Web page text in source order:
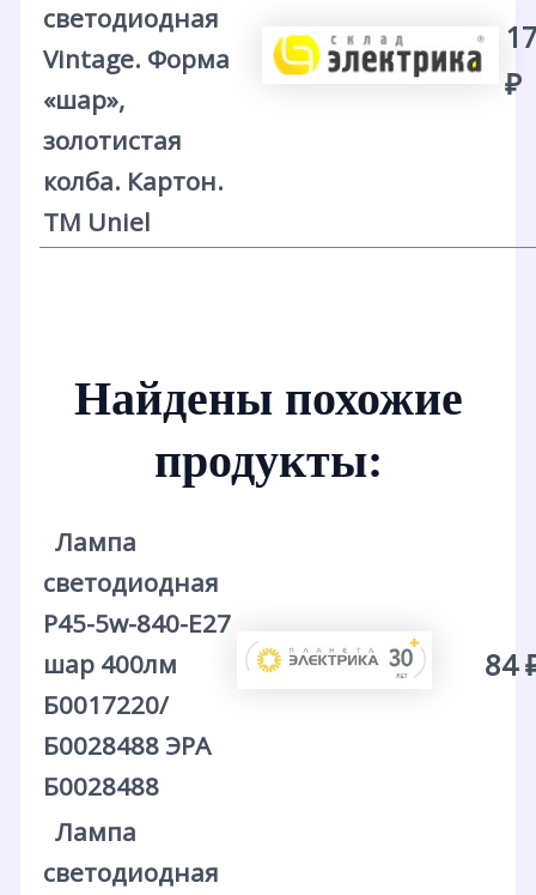
светодиодная
Vintage. Форма
«шар»,
золотистая
колба. Картон.
ТМ Uniel
₽
Найдены похожие
продукты:
Лампа
светодиодная
P45-5w-840-E27
шар 400лм
Б0017220/
Б0028488 ЭРА
Б0028488
84
Лампа
светодиодная